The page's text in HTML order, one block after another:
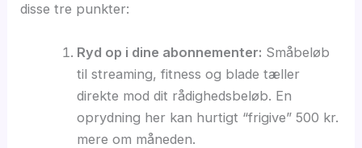
disse tre punkter:
Ryd op i dine abonnementer: Småbeløb
til streaming, fitness og blade tæller
direkte mod dit rådighedsbeløb. En
oprydning her kan hurtigt “frigive” 500 kr.
mere om måneden.